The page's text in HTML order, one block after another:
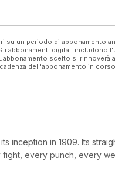
un periodo di abbonamento
digitali includono
scelto si rinnoverà
dell'abbonamento in
inception in 1909. Its
fight, every punch, every